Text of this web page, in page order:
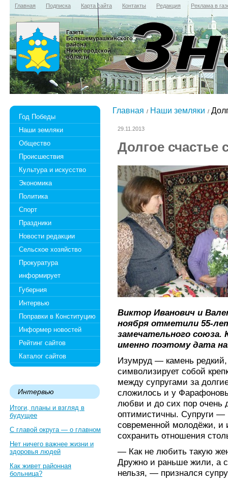
Главная Подписка Карта сайта Контакты Редакция Реклама в
Газета
Большемурашкинского
района
Нижегородской
области
Год Победы
Наши земляки
Общество
Происшествия
Культура и искусство
Экономика
Политика
Спорт
Праздники
Новости редакции
Сельское хозяйство
Прокуратура
информирует
Губерния
Интервью
Поправки в Конституцию
Информер новостей
Рейтинг сайтов
Каталог сайтов
Интервью
Итоги, планы и взгляд в
будущее
С главой округа — о главном
Нет ничего важнее жизни и
здоровья людей
Как живет районная
больница?
Главная Наши земляки
29.11.2013
Долгое
Виктор Иванович и
ноября отметили 55-
замечательного союза.
именно поэтому дата
Изумруд — камень
символизирует собой
между супругами за
сложилось и у
любви и до сих пор
оптимистичны. Супруги
современной молодёжи, и
сохранить отношения
— Как не любить такую
Дружно и раньше жили, а
нельзя, — признался